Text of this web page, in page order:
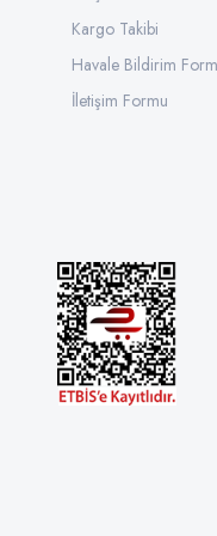
Kargo Takibi
Havale Bildirim
İletişim Formu